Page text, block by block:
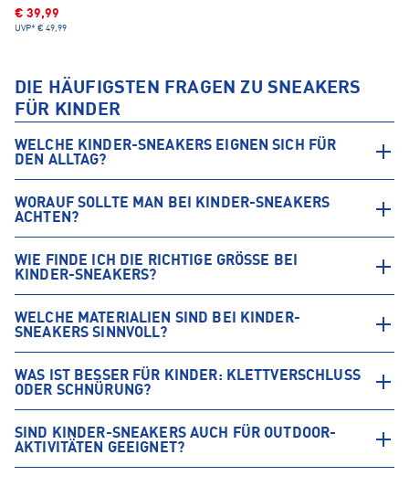
€ 39,99
UVP* € 49,99
DIE HÄUFIGSTEN FRAGEN ZU SNEAKERS
FÜR KINDER
WELCHE KINDER-SNEAKERS EIGNEN SICH FÜR
DEN ALLTAG?
WORAUF SOLLTE MAN BEI KINDER-SNEAKERS
ACHTEN?
WIE FINDE ICH DIE RICHTIGE GRÖSSE BEI K
INDER-SNEAKERS?
WELCHE MATERIALIEN SIND BEI KINDER-
SNEAKERS SINNVOLL?
WAS IST BESSER FÜR KINDER: KLETTVERSCHLUSS
ODER SCHNÜRUNG?
SIND KINDER-SNEAKERS AUCH FÜR OUTDOOR-
AKTIVITÄTEN GEEIGNET?